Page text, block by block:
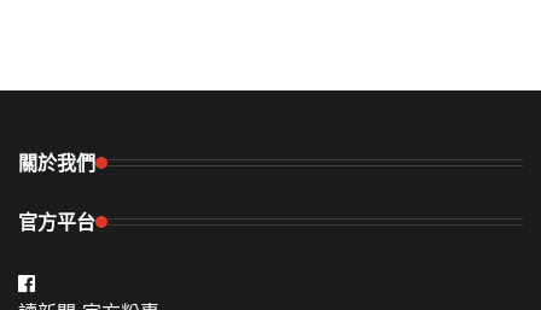
關於我們
官方平台